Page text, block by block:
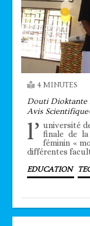
4 MINUTES
Douti Dioktante
Avis
l’ université
finale de
féminin «
différentes
EDUCATION